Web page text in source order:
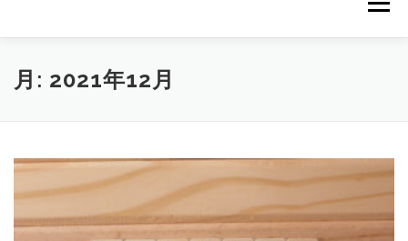
メニュー
TOP お知らせ
アクセス お問い合わせ お客様の声
月: 2021年12月